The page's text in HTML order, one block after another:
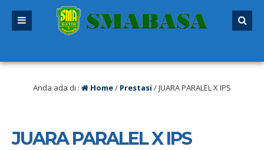
Anda ada di : Home/ Prestasi /JUARA PARALEL X IPS
JUARA PARALEL X IPS